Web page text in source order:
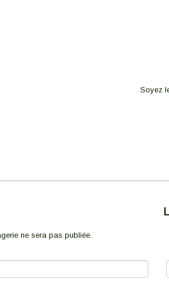
Soyez
ne sera pas publiée.